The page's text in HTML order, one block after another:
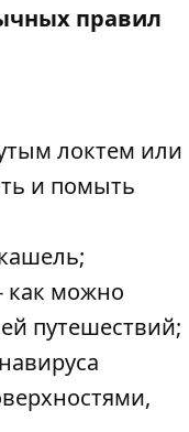
правил
локтем или
и помыть
как можно
путешествий;